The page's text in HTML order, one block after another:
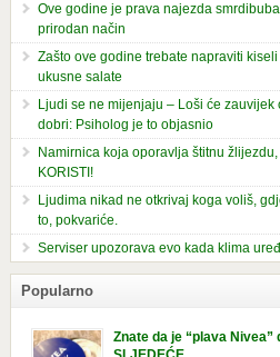
Ove godine je prava najezda
prirodan način
Zašto ove godine trebate napraviti
ukusne salate
Ljudi se ne mijenjaju – Loši će
dobri: Psiholog je to objasnio
Namirnica koja oporavlja štitnu
KORISTI!
Ljudima nikad ne otkrivaj koga voliš,
to, pokvariće.
Serviser upozorava evo kada klima
Popularno
Znate da je “plava